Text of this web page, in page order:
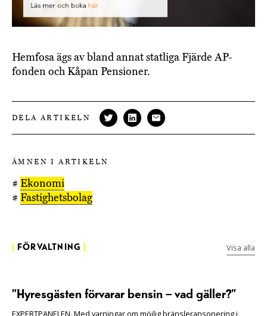
Hemfosa ägs av bland annat statliga Fjärde AP-
fonden och Kåpan Pensioner.
DELA ARTIKELN
ÄMNEN I ARTIKELN
# Ekonomi
# Fastighetsbolag
FÖRVALTNING Visa alla
”Hyresgästen förvarar bensin – vad gäller?”
EXPERTPANELEN. Med varningar om möjlig bränsleransonering i